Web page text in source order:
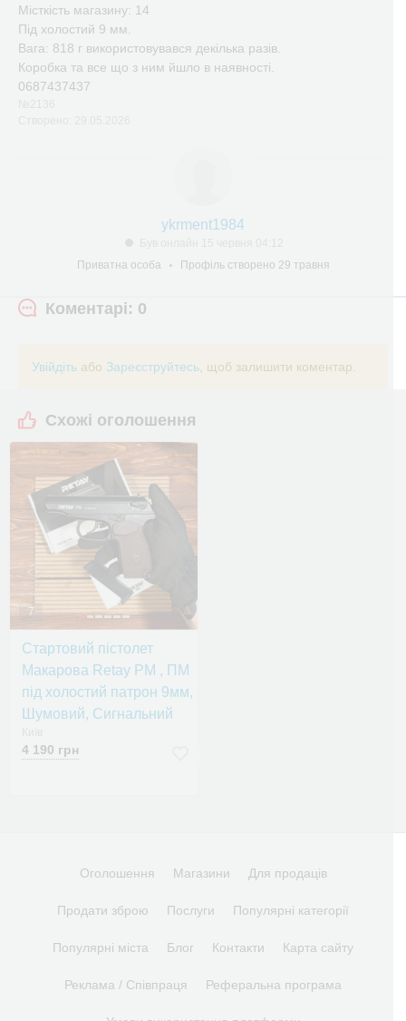
Місткість магазину: 14
Під холостий 9 мм.
Вага: 818 г використовувався декілька разів.
Коробка та все що з ним йшло в наявності.
0687437437
ykrment1984
Приватна особа
Профіль створено 29 травня
Коментарі: 0
Увійдіть або Зареєструйтесь , щоб залишити коментар.
Схожі оголошення
7
Стартовий пістолет
Макарова Retay PM , ПМ
під холостий патрон 9мм,
Шумовий, Сигнальний
4 190 грн
Оголошення Магазини Для продаців
Продати зброю Послуги Популярні категорії
Популярні міста Блог Контакти Карта сайту
Реклама / Співпраця Реферальна програма